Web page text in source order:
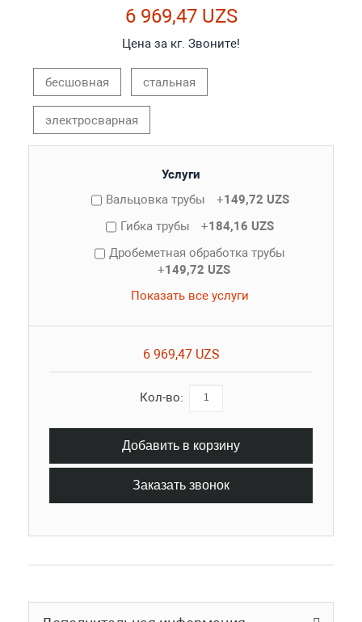
6 969,47 UZS
Цена за кг. Звоните!
бесшовная стальная
электросварная
Услуги
Вальцовка трубы
+149,72 UZS
Гибка трубы
+184,16 UZS
Дробеметная обработка трубы
+149,72 UZS
Показать все услуги
6 969,47 UZS
Кол-во:
Добавить в корзину
Заказать звонок